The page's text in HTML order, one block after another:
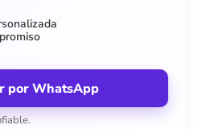
por WhatsApp